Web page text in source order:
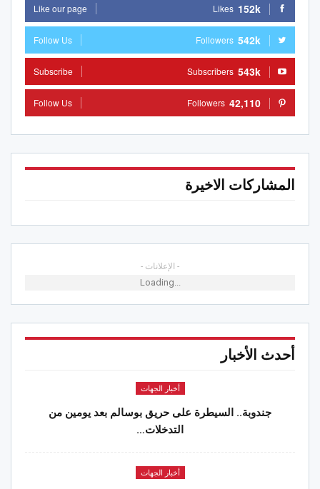
152k
Likes
Like our page
542k
Followers
Follow Us
543k
Subscribers
Subscribe
42,110
Followers
Follow Us
المشاركات الاخيرة
- الإعلانات -
Loading...
أحدث الأخبار
أخبار الجهات
جندوبة.. السيطرة على حريق بوسالم بعد يومين من
التدخلات…
أخبار الجهات